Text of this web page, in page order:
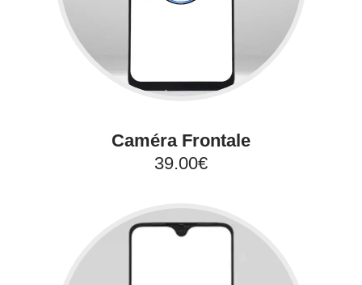
Caméra Frontale
39.00€